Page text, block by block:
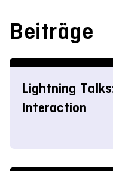
Beiträge
Lightning
Interaction